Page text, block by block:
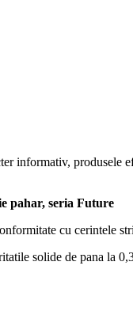
informativ, produsele
pahar, seria Future
cu cerintele
solide de pana la